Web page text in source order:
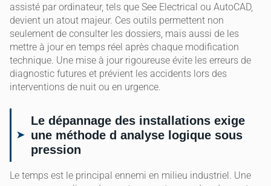
assisté par ordinateur, tels que See Electrical ou AutoCAD,
devient un atout majeur. Ces outils permettent non
seulement de consulter les dossiers, mais aussi de les
mettre à jour en temps réel après chaque modification
technique. Une mise à jour rigoureuse évite les erreurs de
diagnostic futures et prévient les accidents lors des
interventions de nuit ou en urgence.
Le dépannage des installations exige
une méthode d analyse logique sous
pression
Le temps est le principal ennemi en milieu industriel. Une